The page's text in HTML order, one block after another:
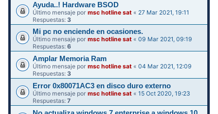
Ayuda..! Hardware BSOD
Último mensaje pormsc hotline sat « 27 Mar 2021, 19:11
Respuestas:3
Mi pc no enciende en ocasiones.
Último mensaje pormsc hotline sat «09 Mar 2021, 09:19
Respuestas:6
Amplar Memoria Ram
Último mensaje pormsc hotline sat «04 Mar 2021, 12:09
Respuestas:3
Error 0x80071AC3 en disco duro externo
Último mensaje pormsc hotline sat «15 Oct 2020, 19:23
Respuestas:7